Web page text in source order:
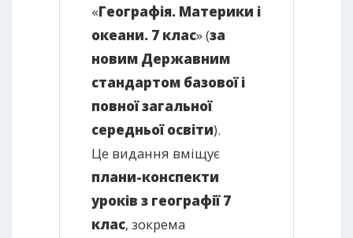
«Географія. Материки і
океани. 7 клас» (за
новим Державним
стандартом базової і
повної загальної
середньої освіти).
Це видання вміщує
плани-конспекти
уроків з географії 7
клас, зокрема